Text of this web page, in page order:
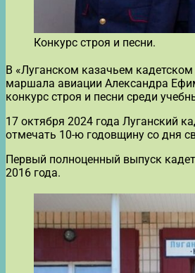
Конкурс строя и песни.
В «Луганском казачьем
маршала авиации Александра
конкурс строя и песни среди
17 октября 2024 года Луганский
отмечать 10-ю годовщину со дня
Первый полноценный выпуск
2016 года.